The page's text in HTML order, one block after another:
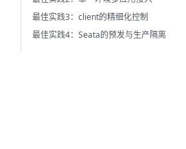
最佳实践3：client的精细化控制
最佳实践4：Seata的预发与生产隔离